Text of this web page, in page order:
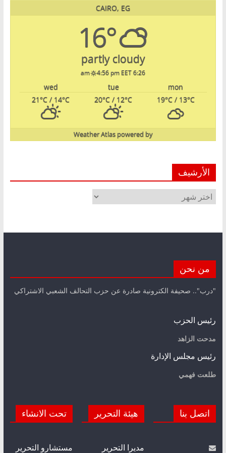
CAIRO, EG
16°
partly cloudy
6:26 am
4:56 pm EET
mon
tue
wed
19°C/ 13°C
20°C / 12°C
21°C / 14°C
powered by
Weather Atlas
الأرشيف
الأرشيف
من نحن
"درب".. صحيفة الكترونية صادرة عن حزب التحالف الشعبي الاشتراكي
رئيس الحزب
مدحت الزاهد
رئيس مجلس الإدارة
طلعت فهمي
اتصل بنا هيئة التحرير
مديرا التحرير
تحت الانشاء
مستشارو التحرير